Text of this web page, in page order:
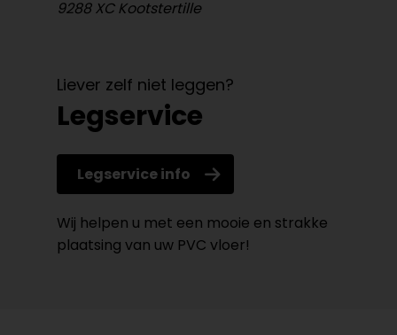
9288 XC Kootstertille
Liever zelf niet leggen?
Legservice
Legservice info
Wij helpen u met een mooie en strakke
plaatsing van uw PVC vloer!